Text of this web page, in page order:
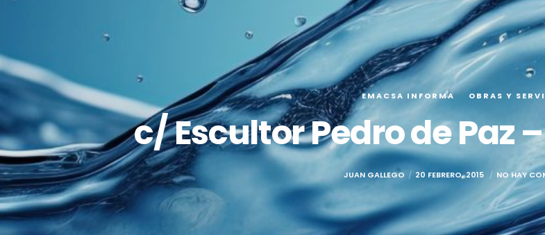
EMACSA INFORMA OBRAS Y
c/ Escultor Pedro de Paz
JUAN GALLEGO 20 FEBRERO, 2015 NO HAY